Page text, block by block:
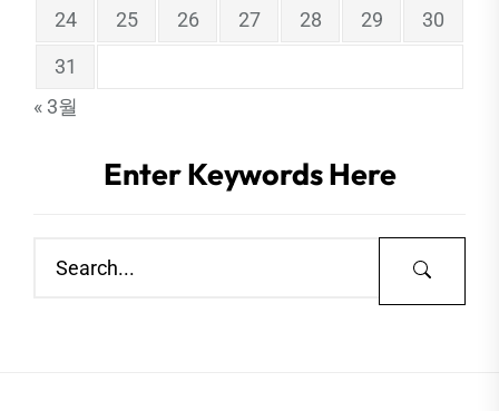
24
25 26 27 28 29
30
31
« 3월
Enter Keywords Here